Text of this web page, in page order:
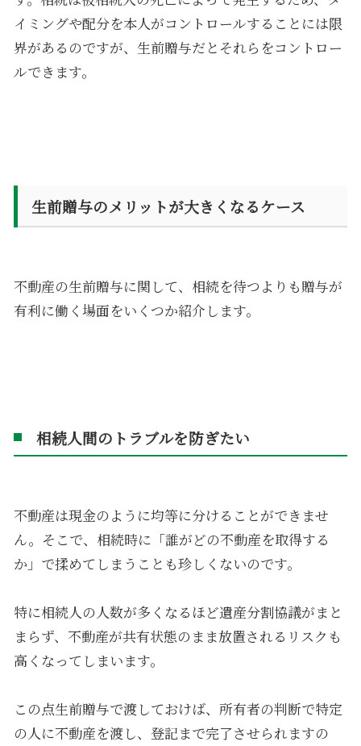
イミングや配分を本人がコントロールすることには限
界があるのですが、生前贈与だとそれらをコントロー
ルできます。
生前贈与のメリットが大きくなるケース
不動産の生前贈与に関して、相続を待つよりも贈与が
有利に働く場面をいくつか紹介します。
相続人間のトラブルを防ぎたい
不動産は現金のように均等に分けることができませ
ん。そこで、相続時に「誰がどの不動産を取得する
か」で揉めてしまうことも珍しくないのです。
特に相続人の人数が多くなるほど遺産分割協議がまと
まらず、不動産が共有状態のまま放置されるリスクも
高くなってしまいます。
この点生前贈与で渡しておけば、所有者の判断で特定
の人に不動産を渡し、登記まで完了させられますの